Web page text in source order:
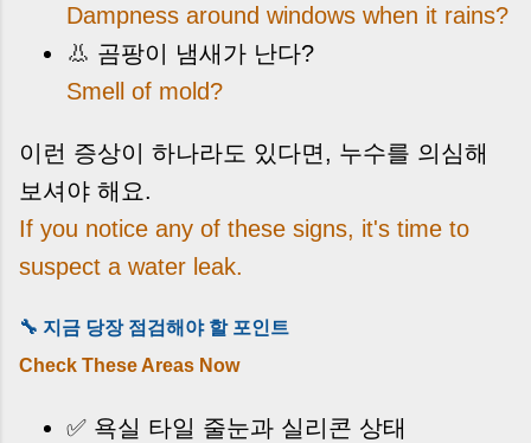
Dampness around windows when it rains?
👃 곰팡이 냄새가 난다?
Smell of mold?
이런 증상이 하나라도 있다면, 누수를 의심해
보셔야 해요.
If you notice any of these signs, it's time to
suspect a water leak.
🔧 지금 당장 점검해야 할 포인트
Check These Areas Now
✅ 욕실 타일 줄눈과 실리콘 상태